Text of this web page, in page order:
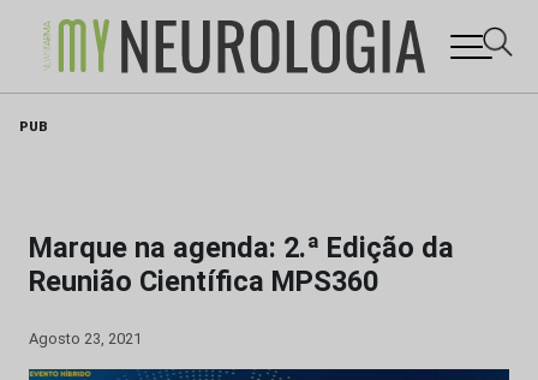
PUB
Marque na agenda: 2.ª Edição da
Reunião Científica MPS360
Agosto 23, 2021